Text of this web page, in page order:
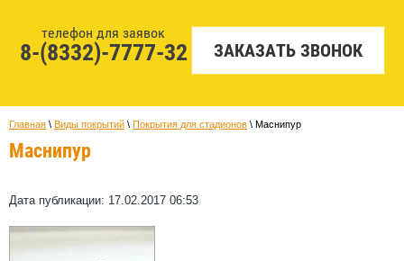
телефон для заявок
8-(8332)-7777-32 ЗАКАЗАТЬ ЗВОНОК
Главная \ Виды покрытий \ Покрытия для стадионов \ Маснипур
Маснипур
Дата публикации: 17.02.2017 06:53